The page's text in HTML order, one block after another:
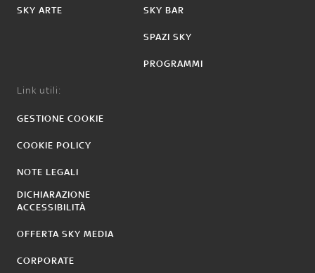
SKY ARTE SKY BAR
SPAZI SKY
PROGRAMMI
Link utili:
GESTIONE COOKIE
COOKIE POLICY
NOTE LEGALI
DICHIARAZIONE
ACCESSIBILITÀ
OFFERTA SKY MEDIA
CORPORATE